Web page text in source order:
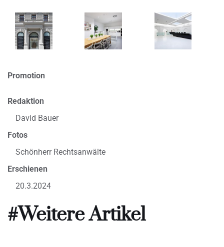
Promotion
Redaktion
David Bauer
Fotos
Schönherr Rechtsanwälte
Erschienen
20.3.2024
#Weitere Artikel